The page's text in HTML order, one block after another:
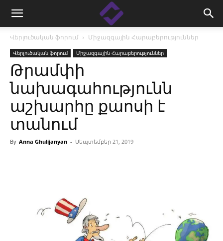
Վերլուծական ֆորում Միջազգային Հարաբերություններ
Վերլուծական ֆորում Միջազգային Հարաբերություններ
Թրամփի
նախագահությունն
աշխարհը քաոսի է
տանում
By Anna Ghulijanyan - Սեպտեմբեր 21, 2019